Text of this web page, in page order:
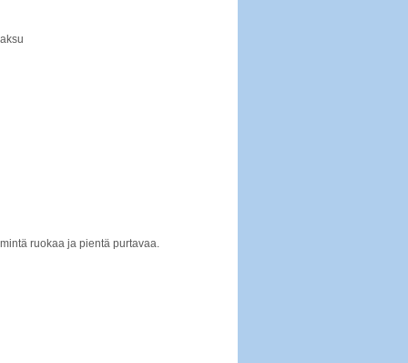
ruokaa ja pientä purtavaa.